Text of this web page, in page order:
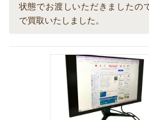
状態でお渡しいただきましたの
で買取いたしました。